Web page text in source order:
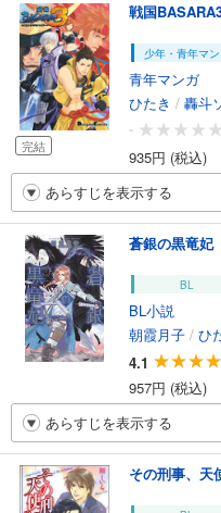
完結
戦国
少年・青年マ
青年マンガ
ひたき / 轟斗
-
935円 (税込)
あらすじを表示する
蒼銀の黒竜妃
BL
BL小説
朝霞月子 / ひ
4.1
957円 (税込)
あらすじを表示する
その刑事、天